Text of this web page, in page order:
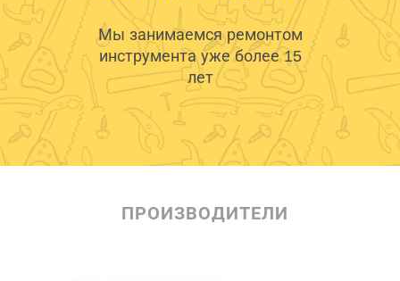
Мы занимаемся ремонтом
инструмента уже более 15
лет
ПРОИЗВОДИТЕЛИ